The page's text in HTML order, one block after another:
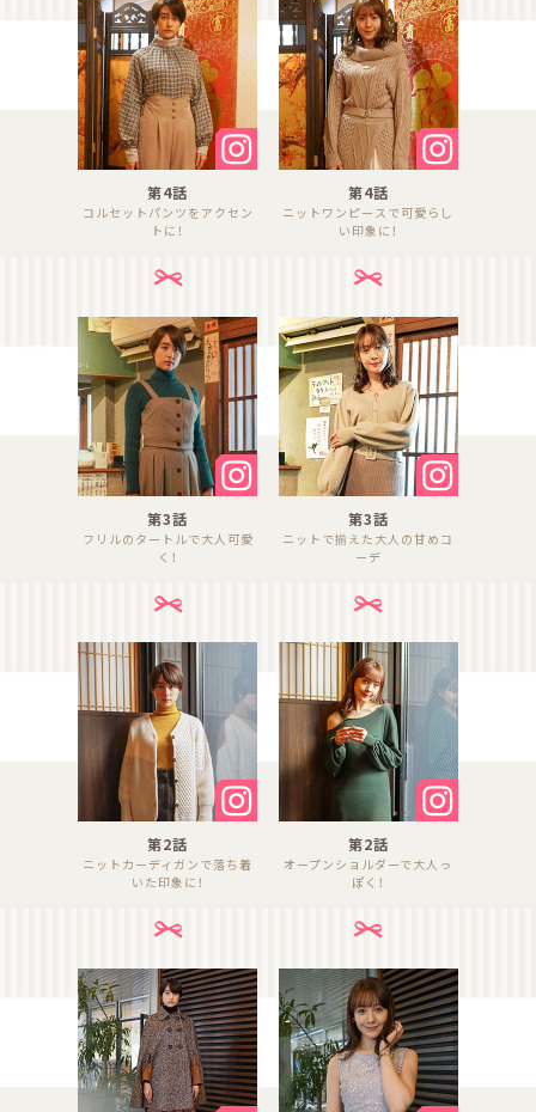
第4話
コルセットパンツをアクセン
トに！
第4話
ニットワンピースで可愛らし
い印象に！
第3話
フリルのタートルで大人可愛
く！
第3話
ニットで揃えた大人の甘めコ
ーデ
第2話
ニットカーディガンで落ち着
いた印象に！
第2話
オープンショルダーで大人っ
ぽく！